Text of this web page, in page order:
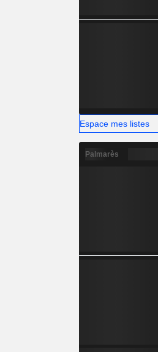
Espace mes listes
Palmarès